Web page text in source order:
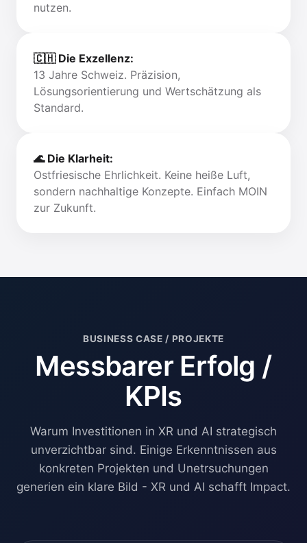
nutzen.
🇨🇭 Die Exzellenz:
13 Jahre Schweiz. Präzision,
Lösungsorientierung und Wertschätzung als
Standard.
🌊 Die Klarheit:
Ostfriesische Ehrlichkeit. Keine heiße Luft,
sondern nachhaltige Konzepte. Einfach MOIN
zur Zukunft.
BUSINESS CASE / PROJEKTE
Messbarer Erfolg /
KPIs
Warum Investitionen in XR und AI strategisch
unverzichtbar sind. Einige Erkenntnissen aus
konkreten Projekten und Unetrsuchungen
generien ein klare Bild - XR und AI schafft Impact.